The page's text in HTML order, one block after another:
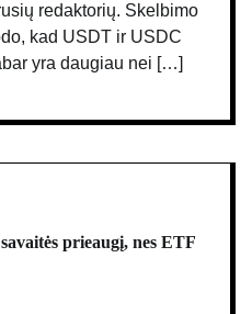
redaktorių. Skelbimo
kad USDT ir USDC
yra daugiau nei […]
prieaugį, nes ETF